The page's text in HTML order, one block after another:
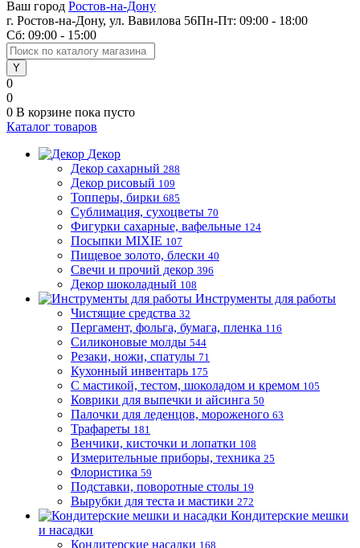
Ваш город Ростов-на-Дону
г. Ростов-на-Дону, ул. Вавилова 56Пн-Пт: 09:00 - 18:00
Сб: 09:00 - 15:00
0
0
0 В корзине пока пусто
Каталог товаров
Декор
Декор сахарный 288
Декор рисовый 109
Топперы, бирки 685
Сублимация, сухоцветы 70
Фигурки сахарные, вафельные 124
Посыпки MIXIE 107
Пищевое золото, блески 40
Свечи и прочий декор 396
Декор шоколадный 108
Инструменты для работы
Чистящие средства 32
Пергамент, фольга, бумага, пленка 116
Силиконовые молды 544
Резаки, ножи, спатулы 71
Кухонный инвентарь 175
С мастикой, тестом, шоколадом и кремом 105
Коврики для выпечки и айсинга 50
Палочки для леденцов, мороженого 63
Трафареты 181
Венчики, кисточки и лопатки 108
Измерительные приборы, техника 25
Флористика 59
Подставки, поворотные столы 19
Вырубки для теста и мастики 272
Кондитерские мешки
и насадки
Кондитерские насадки 168